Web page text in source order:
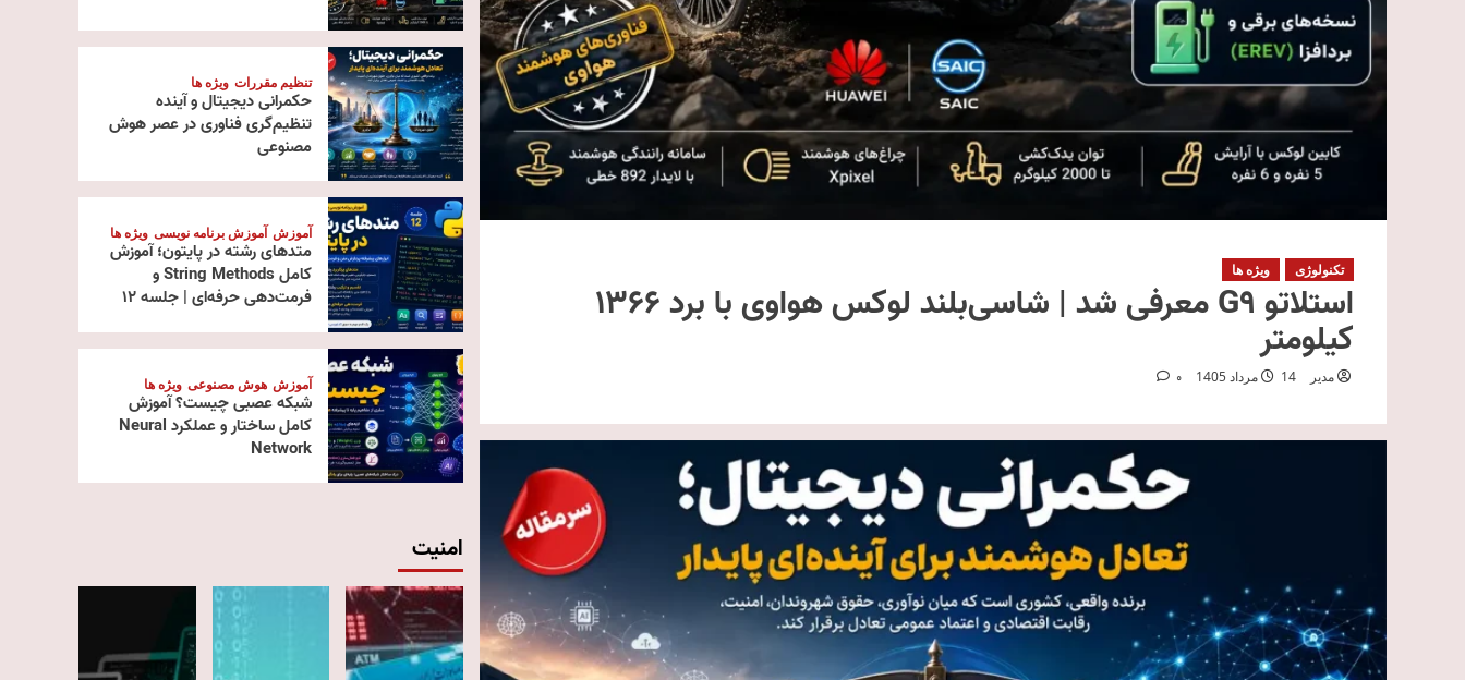
تکنولوژی ویژه ها
استلاتو G9 معرفی شد | شاسی‌بلند لوکس هواوی با برد ۱۳۶۶
کیلومتر
مدیر 14 مرداد 1405 0
تنظیم مقررات ویژه ها
حکمرانی دیجیتال و آینده
تنظیم‌گری فناوری در عصر هوش
مصنوعی
آموزش آموزش برنامه نویسی ویژه ها
متدهای رشته در پایتون؛ آموزش
کامل String Methods و
فرمت‌دهی حرفه‌ای | جلسه ۱۲
آموزش هوش مصنوعی ویژه ها
شبکه عصبی چیست؟ آموزش
کامل ساختار و عملکرد Neural
Network
امنیت